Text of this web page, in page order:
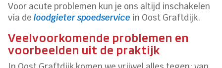
Voor acute problemen kun je ons altijd inschakelen
via deloodgieter spoedservice in Oost Graftdijk.​
Veelvoorkomende problemen en
voorbeelden uit de praktijk